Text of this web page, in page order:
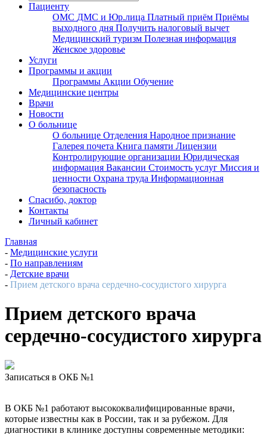
Пациенту
ОМС ДМС и Юр.лица Платный приём Приёмы
выходного дня Получить налоговый вычет
Медицинский туризм Полезная информация
Женское здоровье
Услуги
Программы и акции
Программы Акции Обучение
Медицинские центры
Врачи
Новости
О больнице
О больнице Отделения Народное признание
Галерея почета Книга памяти Лицензии
Контролирующие организации Юридическая
информация Вакансии Стоимость услуг Миссия и
ценности Охрана труда Информационная
безопасность
Спасибо, доктор
Контакты
Личный кабинет
Главная
- Медицинские услуги
- По направлениям
- Детские врачи
- Прием детского врача сердечно-сосудистого хирурга
Прием детского врача
сердечно-сосудистого хирурга
Записаться в ОКБ №1
В ОКБ №1 работают высококвалифицированные врачи,
которые известны как в России, так и за рубежом. Для
диагностики в клинике доступны современные методики: